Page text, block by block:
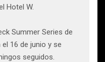
Hotel W.
Summer Series de
el 16 de junio y se
seguidos.